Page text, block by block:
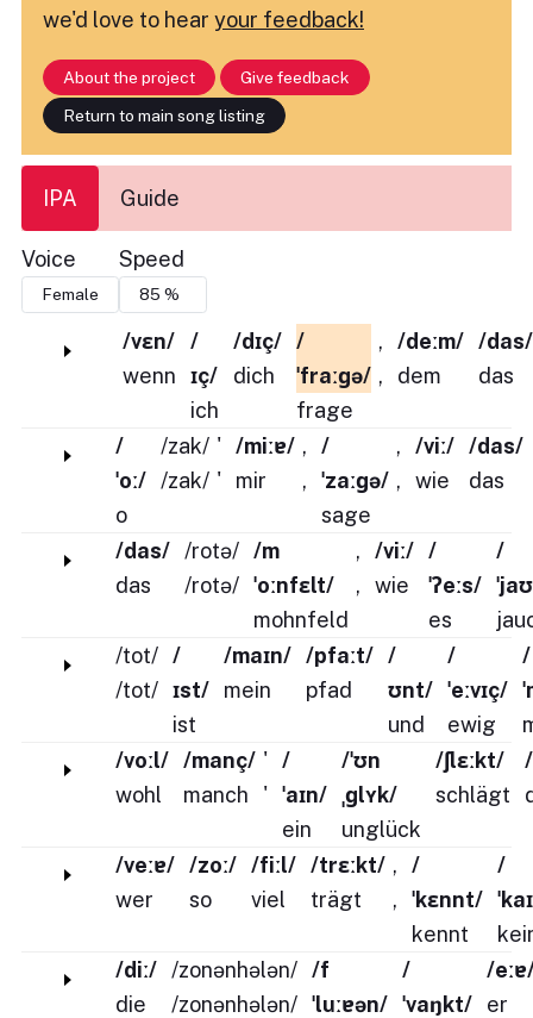
we'd love to hear your feedback!
About the project
Give feedback
Return to main song listing
IPA Guide
Voice Speed
/vɛn/
wenn
/
ɪç/
ich
/dɪç/
dich
/
ˈfraːɡə/
frage
,
,
/deːm/
dem
/das/
das
/
ˈoː/
o
/zak/
/zak/
'
'
/miːɐ/
mir
,
,
/
ˈzaːɡə/
sage
,
,
/viː/
wie
/das/
das
/das/
das
/rotə/
/rotə/
/m
ˈoːnfɛlt/
mohnfeld
,
,
/viː/
wie
/
ˈʔeːs/
es
/
/tot/
/tot/
/
ɪst/
ist
/maɪn/
mein
/pfaːt/
pfad
/
ʊnt/
und
/
ˈeːvɪç/
ewig
/
/voːl/
wohl
/manç/
manch
'
'
/
ˈaɪn/
ein
/ˈʊn
ˌɡlʏk/
unglück
/ʃlɛːkt/
schlägt
/veːɐ/
wer
/zoː/
so
/fiːl/
viel
/trɛːkt/
trägt
,
,
/
ˈkɛnnt/
kennt
/
/diː/
die
/zonənhələn/
/zonənhələn/
/f
ˈluːɐən/
/
ˈvaŋkt/
/
er